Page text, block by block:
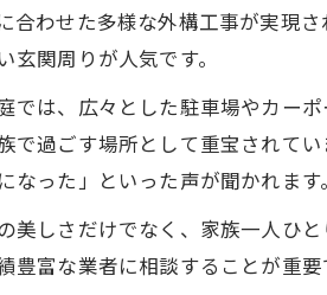
合わせた多様な外構工事が実現
玄関周りが人気です。
では、広々とした駐車場やカー
で過ごす場所として重宝されて
った」といった声が聞かれます。
美しさだけでなく、家族一人ひ
富な業者に相談することが重要